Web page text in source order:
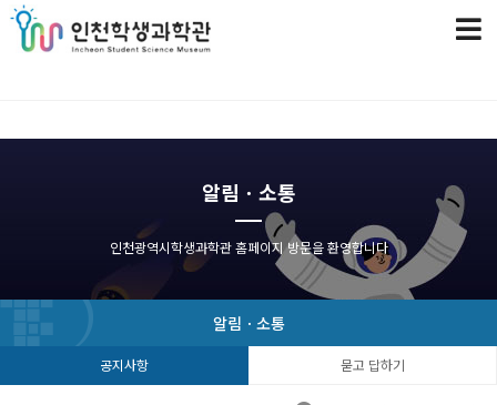
알림ㆍ소통
인천광역시학생과학관 홈페이지 방문을 환영합니다
알림ㆍ소통
공지사항 묻고 답하기